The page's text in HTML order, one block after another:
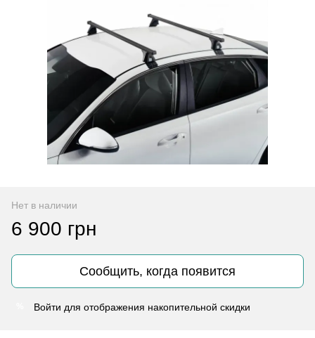
Нет в наличии
6 900 грн
Сообщить, когда появится
Войти для отображения накопительной скидки